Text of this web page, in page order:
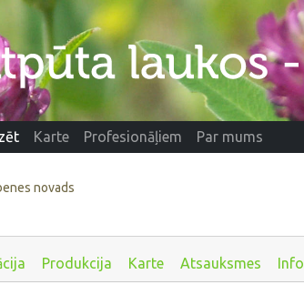
Karte Profesionāļiem Par mums
novads
Produkcija Karte Atsauksmes Info